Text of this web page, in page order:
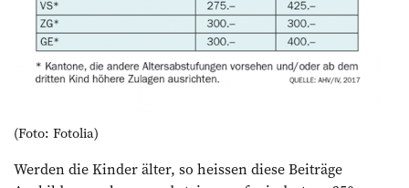
(Foto: Fotolia)
Werden die Kinder älter, so heissen diese Beiträge